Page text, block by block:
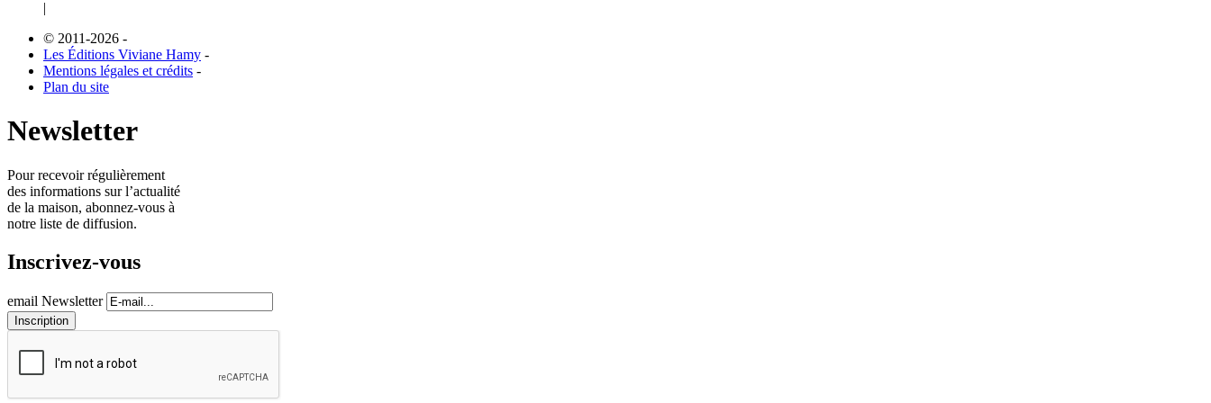
|
© 2011-2026 -
Les Éditions Viviane Hamy -
Mentions légales et crédits -
Plan du site
Newsletter
Pour recevoir régulièrement
des informations sur l’actualité
de la maison, abonnez-vous à
notre liste de diffusion.
Inscrivez-vous
email Newsletter